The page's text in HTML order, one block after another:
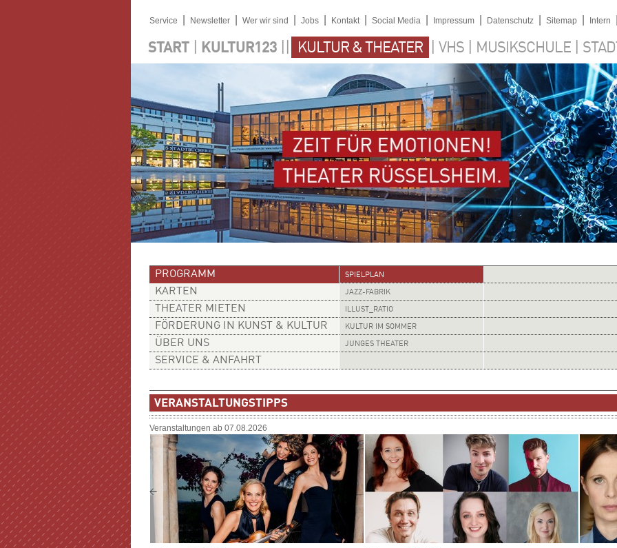
Service Newsletter Wer wir sind Jobs Kontakt Social Media Impressum Datenschutz Sitemap Intern
START KULTUR123 KULTUR & THEATER VHS MUSIKSCHULE
PROGRAMM
KARTEN
THEATER MIETEN
FÖRDERUNG IN KUNST & KULTUR
ÜBER UNS
SERVICE & ANFAHRT
SPIELPLAN
JAZZ-FABRIK
ILLUST_RATIO
KULTUR IM SOMMER
JUNGES THEATER
VERANSTALTUNGSTIPPS
Veranstaltungen ab 07.08.2026